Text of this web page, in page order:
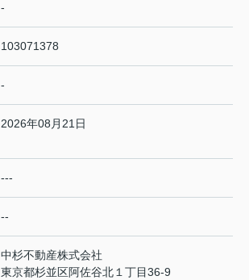
-
103071378
-
2026年08月21日
---
--
中杉不動産株式会社
東京都杉並区阿佐谷北１丁目36-9